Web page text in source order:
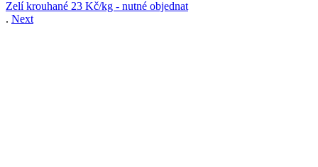
Zelí krouhané 23 Kč/kg - nutné objednat
. Next